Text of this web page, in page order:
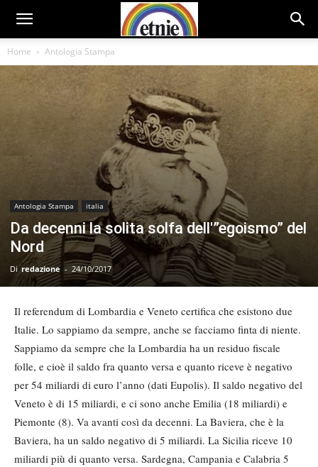
Home Antologia Stampa
Antologia Stampa italia
Da decenni la solita solfa dell'”egoismo” del
Nord
Di redazione - 24/10/2017
Il referendum di Lombardia e Veneto certifica che esistono due
Italie. Lo sappiamo da sempre, anche se facciamo finta di niente.
Sappiamo da sempre che la Lombardia ha un residuo fiscale
folle, e cioè il saldo fra quanto versa e quanto riceve è negativo
per 54 miliardi di euro l’anno (dati Eupolis). Il saldo negativo del
Veneto è di 15 miliardi, e ci sono anche Emilia (18 miliardi) e
Piemonte (8). Va avanti così da decenni. La Baviera, che è la
Baviera, ha un saldo negativo di 5 miliardi. La Sicilia riceve 10
miliardi più di quanto versa. Sardegna, Campania e Calabria 5